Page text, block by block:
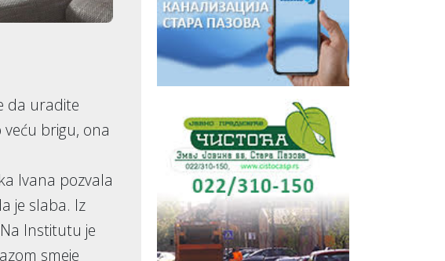
da uradite
brigu, ona
Ivana pozvala
je slaba. Iz
Institutu je
smeje